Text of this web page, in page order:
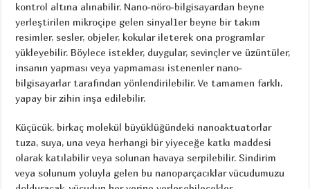
kontrol altına alınabilir. Nano-nöro-bilgisayardan beyne
yerleştirilen mikroçipe gelen sinyal1er beyne bir takım
resimler, sesler, objeler, kokular ileterek ona programlar
yükleyebilir. Böylece istekler, duygular, sevinçler ve üzüntüler,
insanın yapması veya yapmaması istenenler nano-
bilgisayarlar tarafından yönlendirilebilir. Ve tamamen farklı,
yapay bir zihin inşa edilebilir.
Küçücük, birkaç molekül büyüklüğündeki nanoaktuatorlar
tuza, suya, una veya herhangi bir yiyeceğe katkı maddesi
olarak katılabilir veya solunan havaya serpilebilir. Sindirim
veya solunum yoluyla gelen bu nanoparçacıklar vücudumuzu